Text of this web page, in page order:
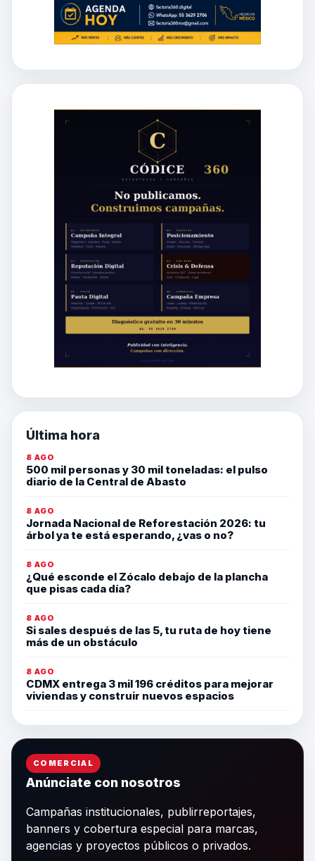
Última hora
8 AGO
500 mil personas y 30 mil toneladas: el pulso
diario de la Central de Abasto
8 AGO
Jornada Nacional de Reforestación 2026: tu
árbol ya te está esperando, ¿vas o no?
8 AGO
¿Qué esconde el Zócalo debajo de la plancha
que pisas cada día?
8 AGO
Si sales después de las 5, tu ruta de hoy tiene
más de un obstáculo
8 AGO
CDMX entrega 3 mil 196 créditos para mejorar
viviendas y construir nuevos espacios
COMERCIAL
Anúnciate con nosotros
Campañas institucionales, publirreportajes,
banners y cobertura especial para marcas,
agencias y proyectos públicos o privados.